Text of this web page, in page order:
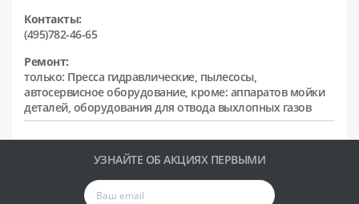
Контакты:
(495)782-46-65
Ремонт:
только: Пресса гидравлические, пылесосы,
автосервисное оборудование, кроме: аппаратов мойки
деталей, оборудования для отвода выхлопных газов
УЗНАЙТЕ ОБ АКЦИЯХ ПЕРВЫМИ